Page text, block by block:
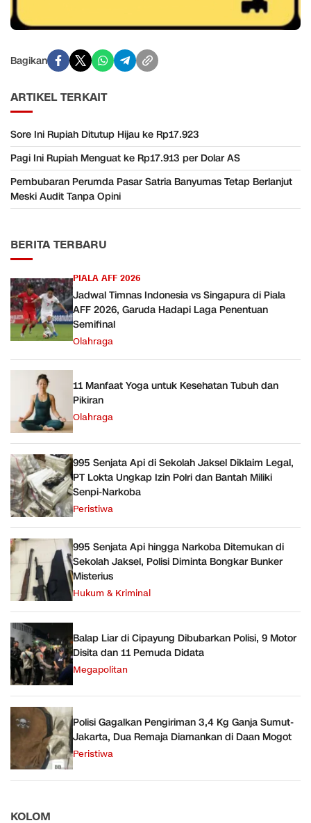
Bagikan
ARTIKEL TERKAIT
Sore Ini Rupiah Ditutup Hijau ke Rp17.923
Pagi Ini Rupiah Menguat ke Rp17.913 per Dolar AS
Pembubaran Perumda Pasar Satria Banyumas Tetap Berlanjut
Meski Audit Tanpa Opini
BERITA TERBARU
PIALA AFF 2026
Jadwal Timnas Indonesia vs Singapura di Piala
AFF 2026, Garuda Hadapi Laga Penentuan
Semifinal
Olahraga
11 Manfaat Yoga untuk Kesehatan Tubuh dan
Pikiran
Olahraga
995 Senjata Api di Sekolah Jaksel Diklaim Legal,
PT Lokta Ungkap Izin Polri dan Bantah Miliki
Senpi-Narkoba
Peristiwa
995 Senjata Api hingga Narkoba Ditemukan di
Sekolah Jaksel, Polisi Diminta Bongkar Bunker
Misterius
Hukum & Kriminal
Balap Liar di Cipayung Dibubarkan Polisi, 9 Motor
Disita dan 11 Pemuda Didata
Megapolitan
Polisi Gagalkan Pengiriman 3,4 Kg Ganja Sumut-
Jakarta, Dua Remaja Diamankan di Daan Mogot
Peristiwa
KOLOM